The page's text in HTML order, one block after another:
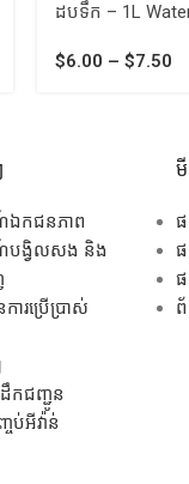
ដបទឹក – 1L
$6.00 – $7.50
ឯកជនភាព
បង្វិលសង និង
ារប្រើប្រាស់
កជញ្ជូន
ប់អីវ៉ាន់